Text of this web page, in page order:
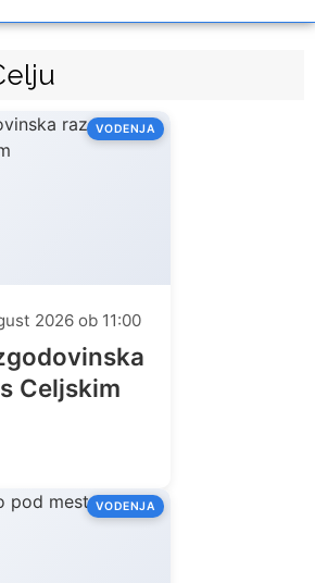
VODENJA
2026 ob 11:00
Celjskim
VODENJA